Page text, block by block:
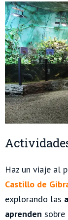
Haz un viaje al
Castillo de
explorando las
aprenden